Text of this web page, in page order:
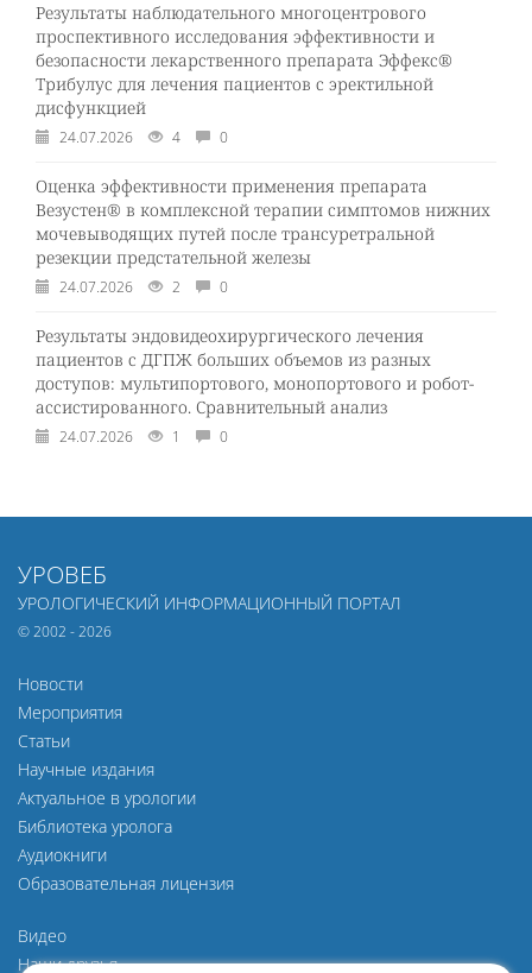
Результаты наблюдательного многоцентрового
проспективного исследования эффективности и
безопасности лекарственного препарата Эффекс®
Трибулус для лечения пациентов с эректильной
дисфункцией
24.07.2026 4 0
Оценка эффективности применения препарата
Везустен® в комплексной терапии симптомов нижних
мочевыводящих путей после трансуретральной
резекции предстательной железы
24.07.2026 2 0
Результаты эндовидеохирургического лечения
пациентов с ДГПЖ больших объемов из разных
доступов: мультипортового, монопортового и робот-
ассистированного. Сравнительный анализ
24.07.2026 1 0
УРОВЕБ
УРОЛОГИЧЕСКИЙ ИНФОРМАЦИОННЫЙ ПОРТАЛ
© 2002 - 2026
Новости
Мероприятия
Статьи
Научные издания
Актуальное в урологии
Библиотека уролога
Аудиокниги
Образовательная лицензия
Видео
Наши друзья